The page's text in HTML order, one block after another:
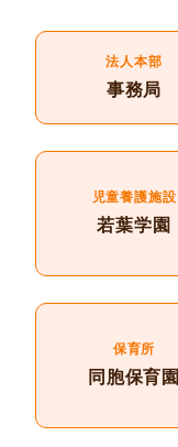
法人本部
事務局
児童養護施設
若葉学園
保育所
同胞保育園